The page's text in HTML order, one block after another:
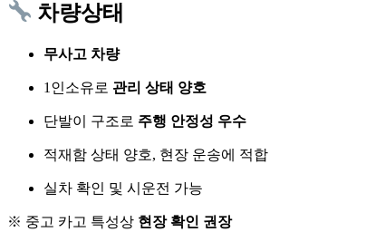
차량상태
무사고 차량
1인소유로 관리 상태 양호
단발이 구조로 주행 안정성 우수
적재함 상태 양호, 현장 운송에 적합
실차 확인 및 시운전 가능
※ 중고 카고 특성상 현장 확인 권장